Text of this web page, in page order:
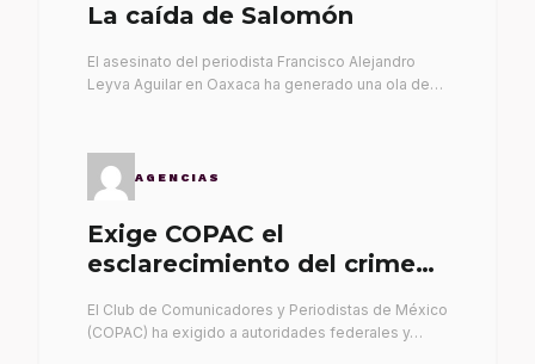
La caída de Salomón
El asesinato del periodista Francisco Alejandro
Leyva Aguilar en Oaxaca ha generado una ola de…
AGENCIAS
Exige COPAC el
esclarecimiento del crimen
El Club de Comunicadores y Periodistas de México
(COPAC) ha exigido a autoridades federales y…